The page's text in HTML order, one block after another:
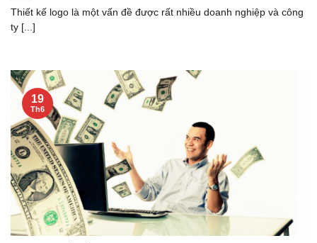
Thiết kế logo là một vấn đề được rất nhiều doanh nghiệp và công
ty [...]
19
Th6